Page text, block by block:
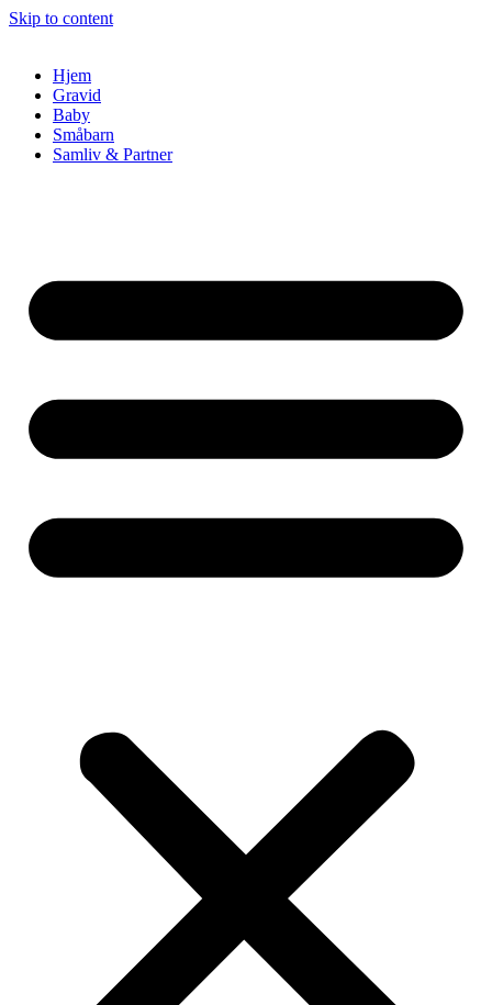
Skip to content
Hjem
Gravid
Baby
Småbarn
Samliv & Partner